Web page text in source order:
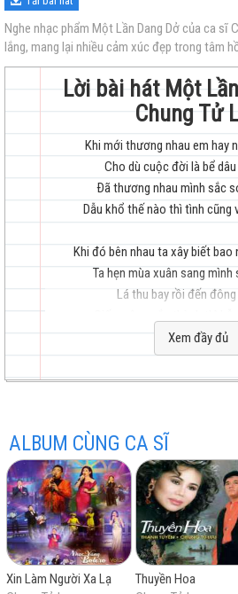
Nghe
Nghe nhạc phẩm Một Lần Dang Dở của ca sĩ
lắng, mang lại nhiều cảm xúc đẹp trong tâm
Lời bài hát Một
Chung Tử
Khi mới thương nhau em hay
Cho dù cuộc đời là bể
Ðã thương nhau mình sắc
Dẫu khổ thế nào thì tình cũng
Khi đó bên nhau ta xây biết bao
Ta hẹn mùa xuân sang mình
Lá thu bay rồi đến
Tình ơi sao tình, gieo nhiều
Cho người lắm ê
Coi như mình đã
Thôi nhé em ơi nay ta đã
Ta chẳng còn chi để mà lưu
Bước chân đi là dứt
Nếu gặp giữa đường thì cũng
Xem đầy đủ
ALBUM CÙNG CA SĨ
Xin Làm Người Xa Lạ
Thuyền Hoa